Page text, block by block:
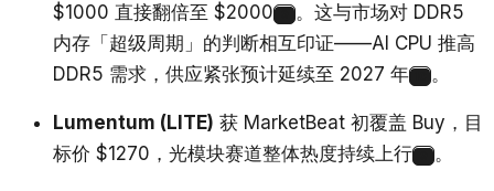
$1000 直接翻倍至 $2000
。这与市场对 DDR5
内存「超级周期」的判断相互印证——AI CPU 推高
DDR5 需求，供应紧张预计延续至 2027 年
。
Lumentum (LITE) 获 MarketBeat 初覆盖 Buy，目
标价 $1270，光模块赛道整体热度持续上行
。